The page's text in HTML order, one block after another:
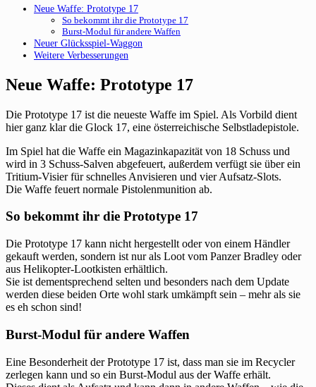
Neue Waffe: Prototype 17
So bekommt ihr die Prototype 17
Burst-Modul für andere Waffen
Neuer Glücksspiel-Waggon
Weitere Verbesserungen
Neue Waffe: Prototype 17
Die Prototype 17 ist die neueste Waffe im Spiel. Als Vorbild dient
hier ganz klar die Glock 17, eine österreichische Selbstladepistole.
Im Spiel hat die Waffe ein Magazinkapazität von 18 Schuss und
wird in 3 Schuss-Salven abgefeuert, außerdem verfügt sie über ein
Tritium-Visier für schnelles Anvisieren und vier Aufsatz-Slots.
Die Waffe feuert normale Pistolenmunition ab.
So bekommt ihr die Prototype 17
Die Prototype 17 kann nicht hergestellt oder von einem Händler
gekauft werden, sondern ist nur als Loot vom Panzer Bradley oder
aus Helikopter-Lootkisten erhältlich.
Sie ist dementsprechend selten und besonders nach dem Update
werden diese beiden Orte wohl stark umkämpft sein – mehr als sie
es eh schon sind!
Burst-Modul für andere Waffen
Eine Besonderheit der Prototype 17 ist, dass man sie im Recycler
zerlegen kann und so ein Burst-Modul aus der Waffe erhält.